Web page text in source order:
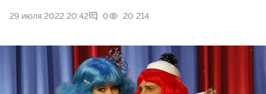
29 июля 2022 20:42 0 20 214